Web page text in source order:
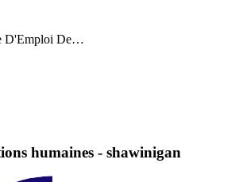
D'Emploi De…
humaines - shawinigan